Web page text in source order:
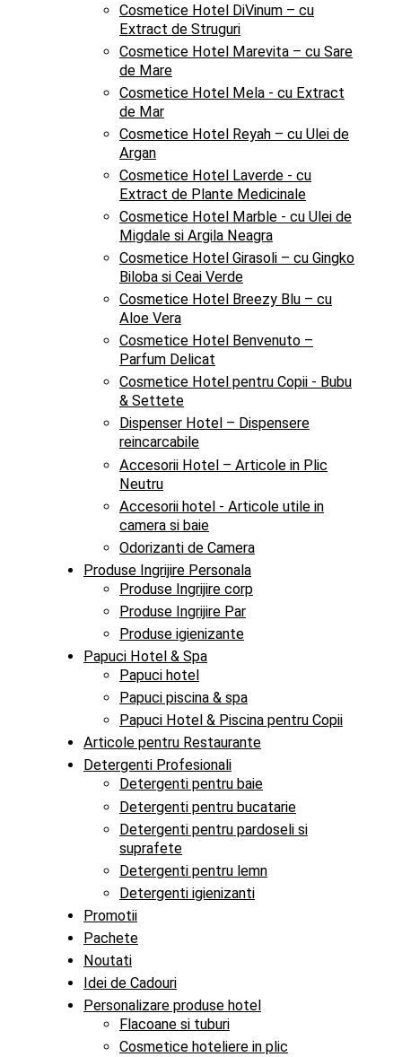
Cosmetice Hotel DiVinum – cu
Extract de Struguri
Cosmetice Hotel Marevita – cu Sare
de Mare
Cosmetice Hotel Mela - cu Extract
de Mar
Cosmetice Hotel Reyah – cu Ulei de
Argan
Cosmetice Hotel Laverde - cu
Extract de Plante Medicinale
Cosmetice Hotel Marble - cu Ulei de
Migdale si Argila Neagra
Cosmetice Hotel Girasoli – cu Gingko
Biloba si Ceai Verde
Cosmetice Hotel Breezy Blu – cu
Aloe Vera
Cosmetice Hotel Benvenuto –
Parfum Delicat
Cosmetice Hotel pentru Copii - Bubu
& Settete
Dispenser Hotel – Dispensere
reincarcabile
Accesorii Hotel – Articole in Plic
Neutru
Accesorii hotel - Articole utile in
camera si baie
Odorizanti de Camera
Produse Ingrijire Personala
Produse Ingrijire corp
Produse Ingrijire Par
Produse igienizante
Papuci Hotel & Spa
Papuci hotel
Papuci piscina & spa
Papuci Hotel & Piscina pentru Copii
Articole pentru Restaurante
Detergenti Profesionali
Detergenti pentru baie
Detergenti pentru bucatarie
Detergenti pentru pardoseli si
suprafete
Detergenti pentru lemn
Detergenti igienizanti
Promotii
Pachete
Noutati
Idei de Cadouri
Personalizare produse hotel
Flacoane si tuburi
Cosmetice hoteliere in plic